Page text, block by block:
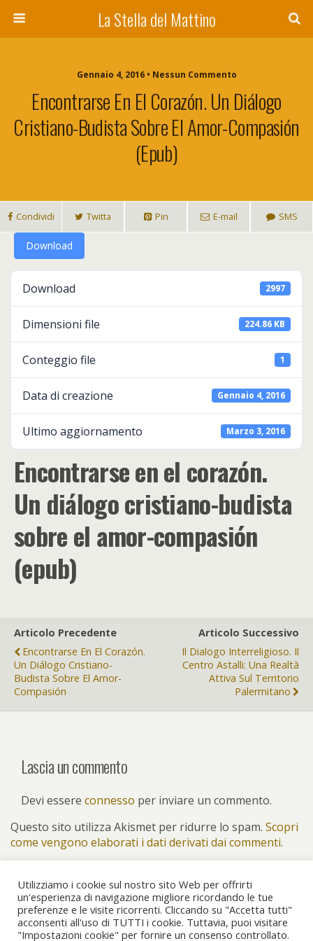
La Stella del Mattino
Gennaio 4, 2016 • Nessun Commento
Encontrarse En El Corazón. Un Diálogo
Cristiano-Budista Sobre El Amor-Compasión
(epub)
Condividi Twitta Pin E-mail SMS
Download
Download 2997
Dimensioni file 224.86 KB
Conteggio file 1
Data di creazione Gennaio 4, 2016
Ultimo aggiornamento Marzo 3, 2016
Encontrarse en el corazón.
Un diálogo cristiano-budista
sobre el amor-compasión
(epub)
Articolo Precedente
Encontrarse En El Corazón.
Un Diálogo Cristiano-
Budista Sobre El Amor-
Compasión
Articolo Successivo
Il Dialogo Interreligioso. Il
Centro Astalli: Una Realtà
Attiva Sul Territorio
Palermitano
Lascia un commento
Devi essere connesso per inviare un commento.
Questo sito utilizza Akismet per ridurre lo spam. Scopri
come vengono elaborati i dati derivati dai commenti.
Torna su
Utilizziamo i cookie sul nostro sito Web per offrirti
un'esperienza di navigazione migliore ricordando le tue
preferenze e le visite ricorrenti. Cliccando su "Accetta tutti"
acconsenti all'uso di TUTTI i cookie. Tuttavia, puoi visitare
"Impostazioni cookie" per fornire un consenso controllato.